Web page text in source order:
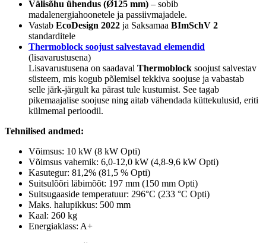
Välisõhu ühendus (Ø125 mm) – sobib
madalenergiahoonetele ja passiivmajadele.
Vastab EcoDesign 2022 ja Saksamaa BImSchV 2
standarditele
Thermoblock soojust salvestavad elemendid
(lisavarustusena)
Lisavarustusena on saadaval Thermoblock soojust salvestav
süsteem, mis kogub põlemisel tekkiva soojuse ja vabastab
selle järk-järgult ka pärast tule kustumist. See tagab
pikemaajalise soojuse ning aitab vähendada küttekulusid, eriti
külmemal perioodil.
Tehnilised andmed:
Võimsus: 10 kW (8 kW Opti)
Võimsus vahemik: 6,0-12,0 kW (4,8-9,6 kW Opti)
Kasutegur: 81,2% (81,5 % Opti)
Suitsulõõri läbimõõt: 197 mm (150 mm Opti)
Suitsugaaside temperatuur: 296°C (233 °C Opti)
Maks. halupikkus: 500 mm
Kaal: 260 kg
Energiaklass: A+